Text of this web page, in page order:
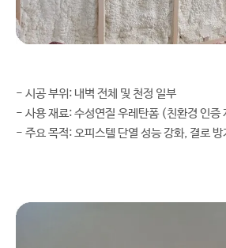
- 시공 부위: 내벽 전체 및 천정 일부
- 사용 재료: 수성연질 우레탄폼 (친환경 인증
- 주요 목적: 오피스텔 단열 성능 강화, 결로 방